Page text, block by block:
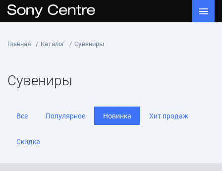
Главная Каталог Сувениры
Сувениры
Все Популярное Новинка Хит продаж
Скидка